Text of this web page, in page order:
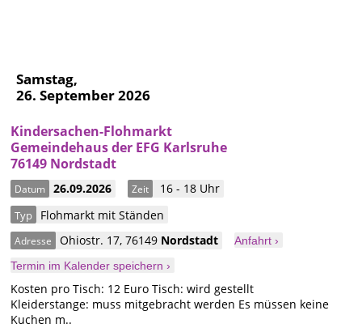
Samstag,
26. September 2026
Kindersachen-Flohmarkt
Gemeindehaus der EFG Karlsruhe
76149 Nordstadt
Datum 26.09.2026 Zeit 16 - 18 Uhr
Typ Flohmarkt mit Ständen
Adresse Ohiostr. 17,76149 Nordstadt
Anfahrt ›
Termin im Kalender speichern ›
Kosten pro Tisch: 12 Euro Tisch: wird gestellt
Kleiderstange: muss mitgebracht werden Es müssen keine
Kuchen m..